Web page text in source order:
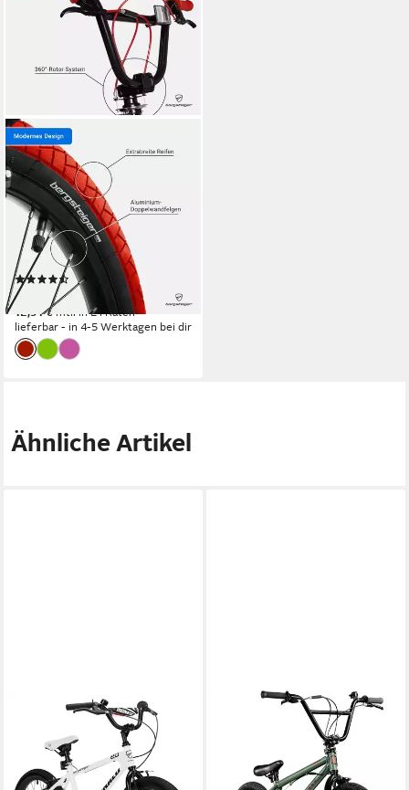
BERGSTEIGER
BMX-Rad Halifax 20 Zoll,
360° Rotor-System,
Freestyle, Mädchen, Jungen
25 cm Rahmenhöhe
Gänge
100 kg
Zul. Gesamtgewicht
(23)
259,90 €
12,91 € mtl. in 24 Raten
lieferbar - in 4-5 Werktagen bei dir
Ähnliche Artikel